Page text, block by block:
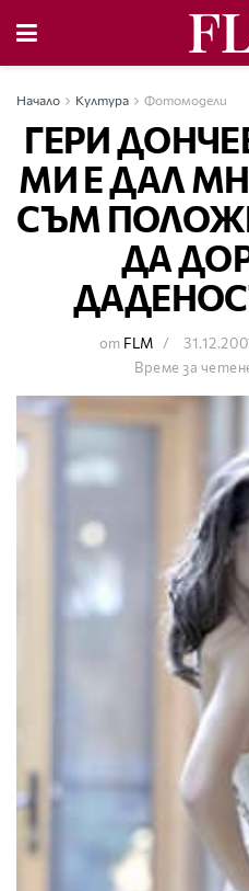
Начало Култура Фотомодели
ГЕРИ
МИ Е ДАЛ
СЪМ
ДА
от FLM
Време за